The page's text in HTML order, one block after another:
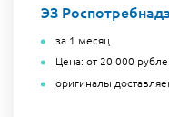
ЭЗ
за 1 месяц
Цена: от 20 000
оригиналы